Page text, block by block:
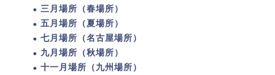
三月場所（春場所）
五月場所（夏場所）
七月場所（名古屋場所）
九月場所（秋場所）
十一月場所（九州場所）